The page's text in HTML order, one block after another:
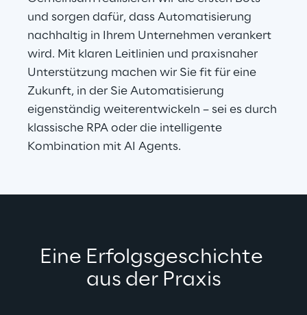
und sorgen dafür, dass Automatisierung
nachhaltig in Ihrem Unternehmen verankert
wird. Mit klaren Leitlinien und praxisnaher
Unterstützung machen wir Sie fit für eine
Zukunft, in der Sie Automatisierung
eigenständig weiterentwickeln – sei es durch
klassische RPA oder die intelligente
Kombination mit AI Agents.
Eine Erfolgsgeschichte
aus der Praxis